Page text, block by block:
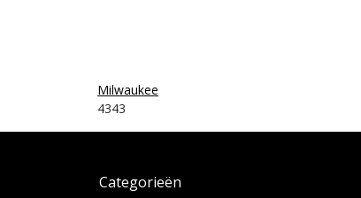
Milwaukee
4343
Categorieën